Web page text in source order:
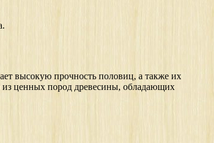
высокую прочность половиц, а также их
из ценных пород древесины, обладающих